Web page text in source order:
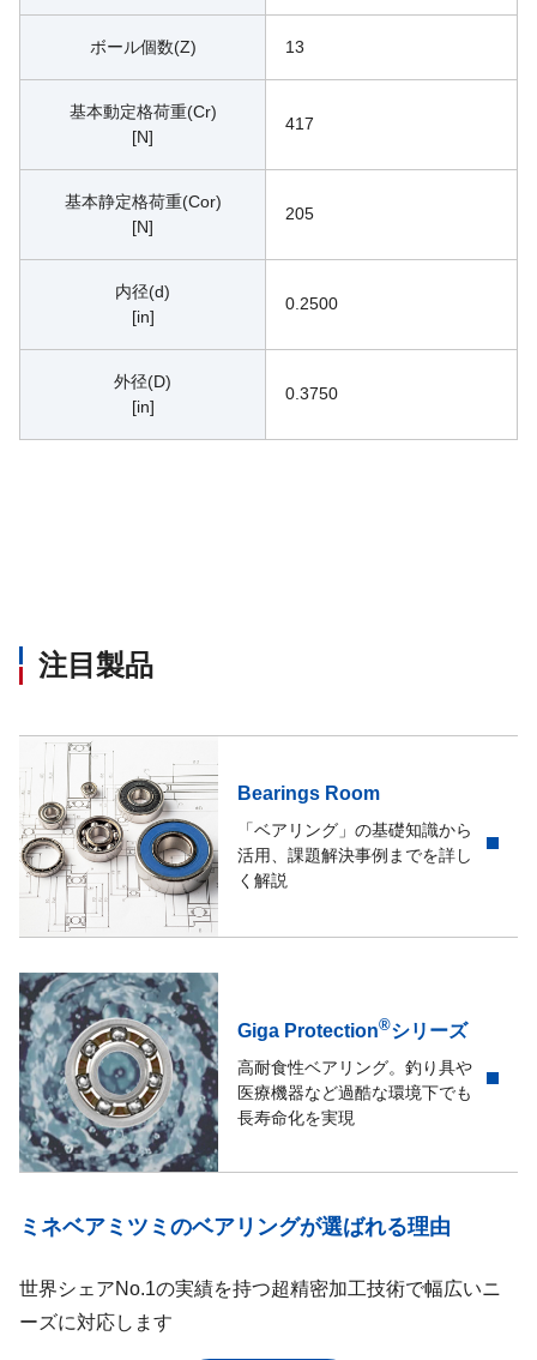
ボール個数(Z) 13
基本動定格荷重(Cr)
[N]
417
基本静定格荷重(Cor)
[N]
205
内径(d)
[in]
0.2500
外径(D)
[in]
0.3750
注目製品
Bearings Room
「ベアリング」の基礎知識から
活用、課題解決事例までを詳し
く解説
Giga Protection®シリーズ
高耐食性ベアリング。釣り具や
医療機器など過酷な環境下でも
長寿命化を実現
ミネベアミツミのベアリングが選ばれる理由
世界シェアNo.1の実績を持つ超精密加工技術で幅広いニ
ーズに対応します